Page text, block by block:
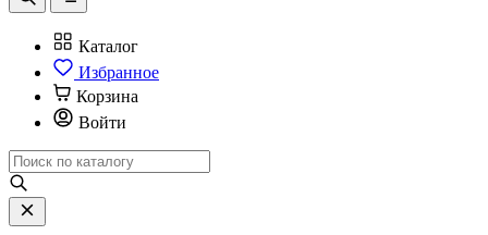
Каталог
Избранное
Корзина
Войти